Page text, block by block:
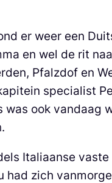
er weer een
en wel de rit
Pfalzdof en
specialist
was ook vandaag
Italiaanse
had zich